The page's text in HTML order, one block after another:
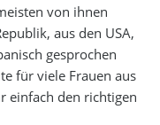
von ihnen
aus den USA,
gesprochen
für viele Frauen aus
einfach den richtigen